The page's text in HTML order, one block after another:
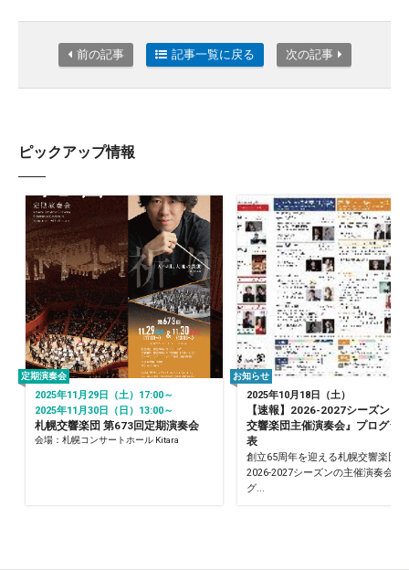
前の記事 記事一覧に戻る 次の記事
ピックアップ情報
2025年11月29日（土）17:00～
2025年11月30日（日）13:00～
札幌交響楽団 第673回定期演奏会
会場：札幌コンサートホール Kitara
定期演奏会
2025年10月18日（土）
【速報】2026-2027シーズン『
交響楽団主催演奏会』プログラ
表
お知らせ
創立65周年を迎える札幌交響楽団の
2026-2027シーズンの主催演奏会の
グ...